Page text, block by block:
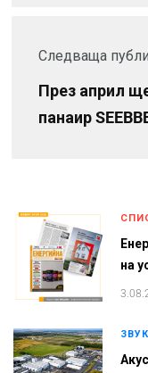
Следваща
През април
панаир
на